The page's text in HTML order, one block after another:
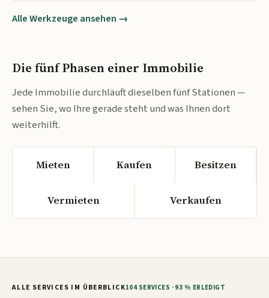
Alle Werkzeuge ansehen →
Die fünf Phasen einer Immobilie
Jede Immobilie durchläuft dieselben fünf Stationen —
sehen Sie, wo Ihre gerade steht und was Ihnen dort
weiterhilft.
Mieten Kaufen Besitzen
Vermieten Verkaufen
ALLE SERVICES IM ÜBERBLICK104 SERVICES · 93 % ERLEDIGT